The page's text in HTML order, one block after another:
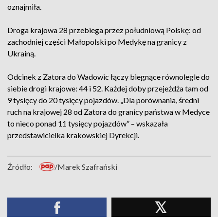
oznajmiła.
Droga krajowa 28 przebiega przez południową Polskę: od
zachodniej części Małopolski po Medykę na granicy z
Ukrainą.
Odcinek z Zatora do Wadowic łączy biegnące równolegle do
siebie drogi krajowe: 44 i 52. Każdej doby przejeżdża tam od
9 tysięcy do 20 tysięcy pojazdów. „Dla porównania, średni
ruch na krajowej 28 od Zatora do granicy państwa w Medyce
to nieco ponad 11 tysięcy pojazdów” – wskazała
przedstawicielka krakowskiej Dyrekcji.
Źródło: /Marek Szafrański